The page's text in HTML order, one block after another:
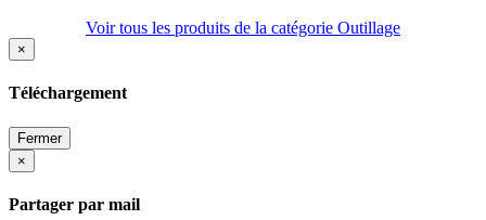
Voir tous les produits de la catégorie Outillage
×
Téléchargement
Fermer
×
Partager par mail